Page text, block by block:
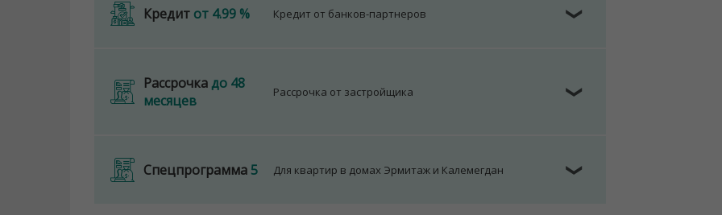
Кредит от 4.99 % Кредит от банков-партнеров ❯
Рассрочкадо 48
месяцев
Рассрочка от застройщика ❯
Спецпрограмма5 Для квартир в домах Эрмитаж и Калемегдан ❯